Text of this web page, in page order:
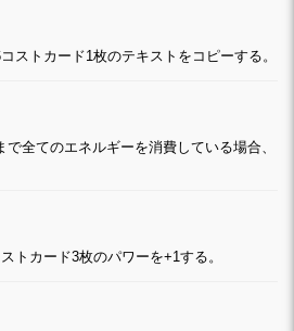
ストカード1枚のテキストをコピーする。
全てのエネルギーを消費している場合、
トカード3枚のパワーを+1する。